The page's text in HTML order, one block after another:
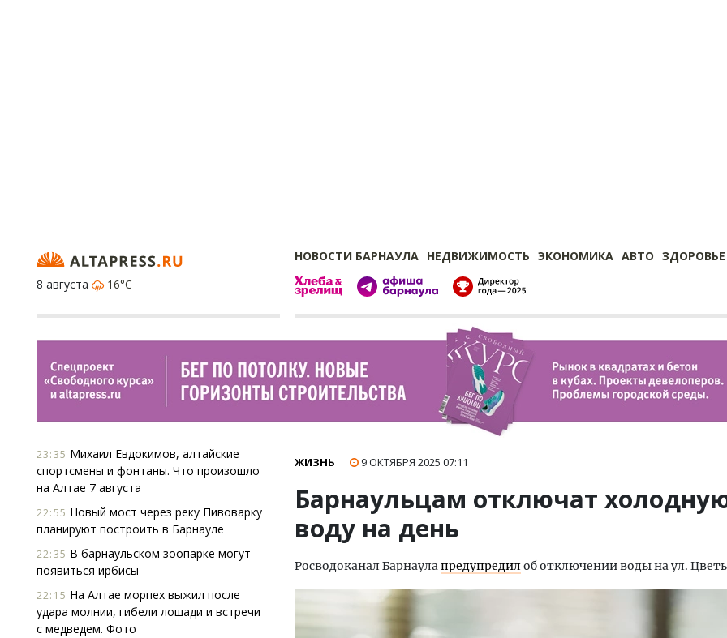
НОВОСТИ БАРНАУЛА НЕДВИЖИМОСТЬ ЭКОНОМИКА АВТО ЗДОРОВЬЕ
8 августа
16°C
23:35 Михаил Евдокимов, алтайские
спортсмены и фонтаны. Что произошло
на Алтае 7 августа
22:55 Новый мост через реку Пивоварку
планируют построить в Барнауле
22:35 В барнаульском зоопарке могут
появиться ирбисы
22:15 На Алтае морпех выжил после
удара молнии, гибели лошади и встречи
с медведем. Фото
ЖИЗНЬ 9 ОКТЯБРЯ 2025 07:11
Барнаульцам отключат
воду на день
Росводоканал Барнаулапредупредилоб отключении воды на ул.